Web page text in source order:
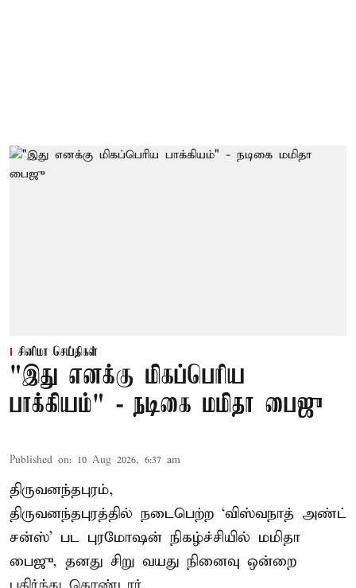
சினிமா செய்திகள்
"இது எனக்கு மிகப்பெரிய
பாக்கியம்" - நடிகை மமிதா பைஜு
Published on: 10 Aug 2026, 6:37 am
திருவனந்தபுரம்,
திருவனந்தபுரத்தில் நடைபெற்ற ‘விஸ்வநாத் அண்ட்
சன்ஸ்’ பட புரமோஷன் நிகழ்ச்சியில் மமிதா
பைஜு, தனது சிறு வயது நினைவு ஒன்றை